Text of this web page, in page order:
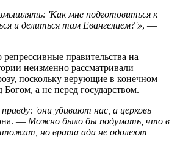
'Как мне подготовиться к
и делиться там Евангелием?'», —
правительства на
неизменно рассматривали
поскольку верующие в конечном
Богом, а не перед государством.
'они убивают нас, а церковь
— Можно было бы подумать, что в
но врата ада не одолеют